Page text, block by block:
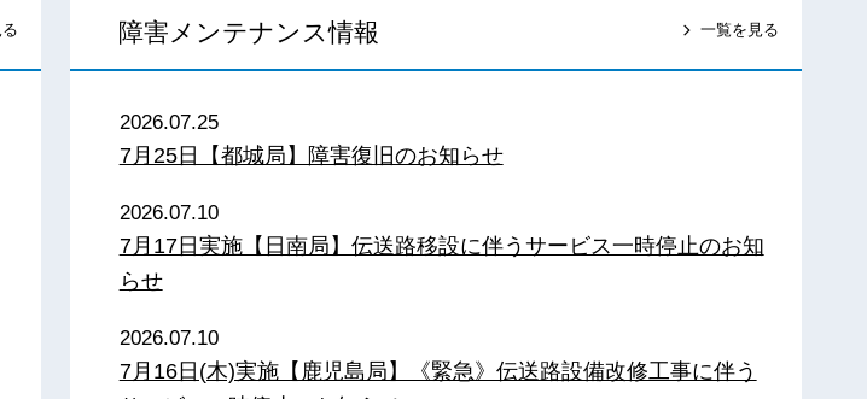
障害メンテナンス情報 一覧を見る
2026.07.25
7月25日【都城局】障害復旧のお知らせ
2026.07.10
7月17日実施【日南局】伝送路移設に伴うサービス一時停止のお知
らせ
2026.07.10
7月16日(木)実施【鹿児島局】《緊急》伝送路設備改修工事に伴う